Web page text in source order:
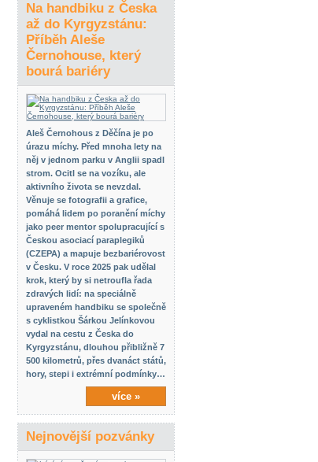
Na handbiku z Česka
až do Kyrgyzstánu:
Příběh Aleše
Černohouse, který
bourá bariéry
Aleš Černohous z Děčína je po
úrazu míchy. Před mnoha lety na
něj v jednom parku v Anglii spadl
strom. Ocitl se na vozíku, ale
aktivního života se nevzdal.
Věnuje se fotografii a grafice,
pomáhá lidem po poranění míchy
jako peer mentor spolupracující s
Českou asociací paraplegiků
(CZEPA) a mapuje bezbariérovost
v Česku. V roce 2025 pak udělal
krok, který by si netroufla řada
zdravých lidí: na speciálně
upraveném handbiku se společně
s cyklistkou Šárkou Jelínkovou
vydal na cestu z Česka do
Kyrgyzstánu, dlouhou přibližně 7
500 kilometrů, přes dvanáct států,
hory, stepi i extrémní podmínky…
více »
Nejnovější pozvánky